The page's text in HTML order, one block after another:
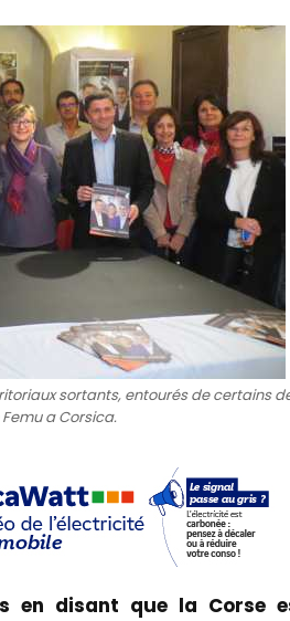
sortants, entourés de certains
a Corsica.
en disant que la Corse